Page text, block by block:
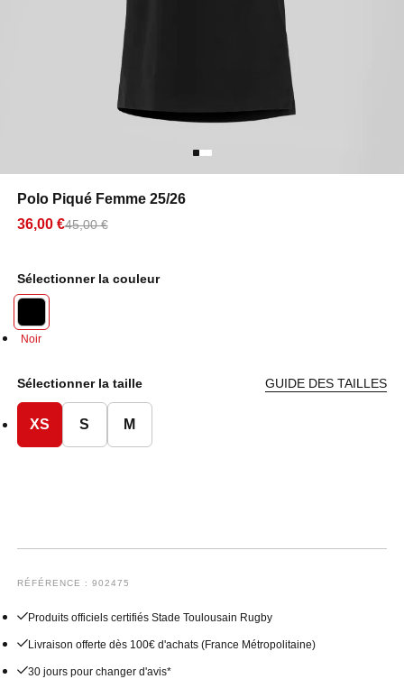
Polo Piqué Femme 25/26
36,00 €45,00 €
Sélectionner la couleur
Noir
Sélectionner la taille GUIDE DES TAILLES
XS S M
RÉFÉRENCE : 902475
Produits officiels certifiés Stade Toulousain Rugby
Livraison offerte dès 100€ d'achats (France Métropolitaine)
30 jours pour changer d'avis*